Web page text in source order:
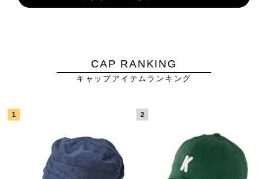
CAP RANKING
キャップアイテムランキング